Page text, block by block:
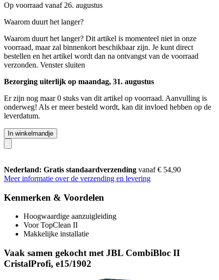
Op voorraad vanaf 26. augustus
Waarom duurt het langer?
Waarom duurt het langer? Dit artikel is momenteel niet in onze
voorraad, maar zal binnenkort beschikbaar zijn. Je kunt direct
bestellen en het artikel wordt dan na ontvangst van de voorraad
verzonden. Venster sluiten
Bezorging uiterlijk op maandag, 31. augustus
Er zijn nog maar 0 stuks van dit artikel op voorraad. Aanvulling is
onderweg! Als er meer besteld wordt, kan dit invloed hebben op de
leverdatum.
In winkelmandje
Nederland: Gratis standaardverzending vanaf € 54,90
Meer informatie over de verzending en levering
Kenmerken & Voordelen
Hoogwaardige aanzuigleiding
Voor TopClean II
Makkelijke installatie
Vaak samen gekocht met JBL CombiBloc II
CristalProfi, e15/1902